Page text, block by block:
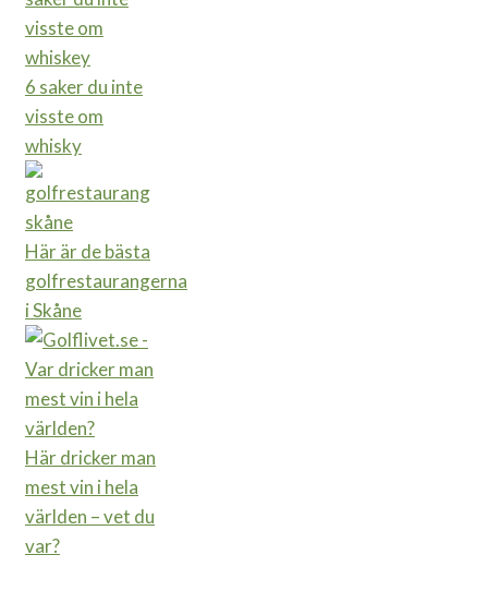
6 saker du inte
visste om
whisky
Här är de bästa
golfrestaurangerna
i Skåne
Här dricker man
mest vin i hela
världen – vet du
var?